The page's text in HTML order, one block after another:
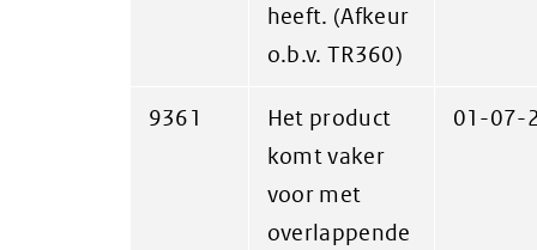
heeft. (Afkeur
o.b.v. TR360)
9361
Het product
komt vaker
voor met
overlappende
01-07-